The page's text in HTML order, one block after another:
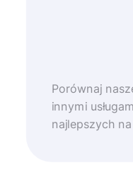
Porównaj
innymi
najlepszych